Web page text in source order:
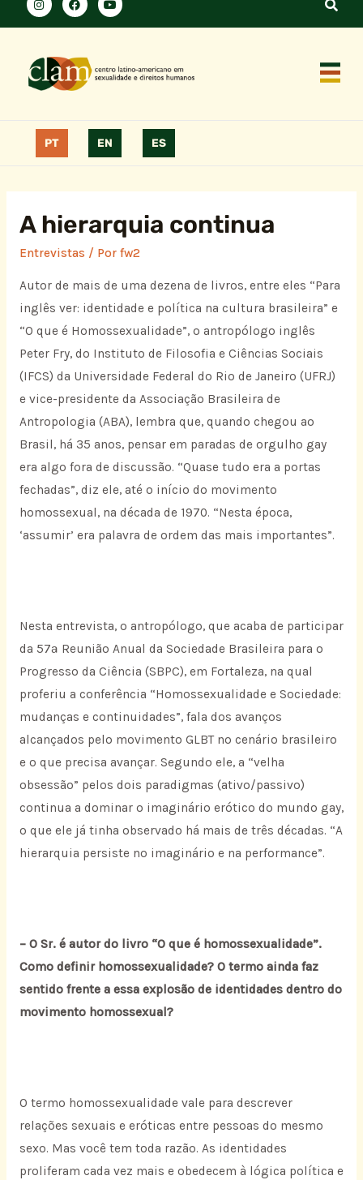
PT EN ES
A hierarquia continua
Entrevistas / Por fw2
Autor de mais de uma dezena de livros, entre eles “Para
inglês ver: identidade e política na cultura brasileira” e
“O que é Homossexualidade”, o antropólogo inglês
Peter Fry, do Instituto de Filosofia e Ciências Sociais
(IFCS) da Universidade Federal do Rio de Janeiro (UFRJ)
e vice-presidente da Associação Brasileira de
Antropologia (ABA), lembra que, quando chegou ao
Brasil, há 35 anos, pensar em paradas de orgulho gay
era algo fora de discussão. “Quase tudo era a portas
fechadas”, diz ele, até o início do movimento
homossexual, na década de 1970. “Nesta época,
‘assumir’ era palavra de ordem das mais importantes”.
Nesta entrevista, o antropólogo, que acaba de participar
da 57ª Reunião Anual da Sociedade Brasileira para o
Progresso da Ciência (SBPC), em Fortaleza, na qual
proferiu a conferência “Homossexualidade e Sociedade:
mudanças e continuidades”, fala dos avanços
alcançados pelo movimento GLBT no cenário brasileiro
e o que precisa avançar. Segundo ele, a “velha
obsessão” pelos dois paradigmas (ativo/passivo)
continua a dominar o imaginário erótico do mundo gay,
o que ele já tinha observado há mais de três décadas. “A
hierarquia persiste no imaginário e na performance”.
– O Sr. é autor do livro “O que é homossexualidade”.
Como definir homossexualidade? O termo ainda faz
sentido frente a essa explosão de identidades dentro do
movimento homossexual?
O termo homossexualidade vale para descrever
relações sexuais e eróticas entre pessoas do mesmo
sexo. Mas você tem toda razão. As identidades
proliferam cada vez mais e obedecem à lógica política e